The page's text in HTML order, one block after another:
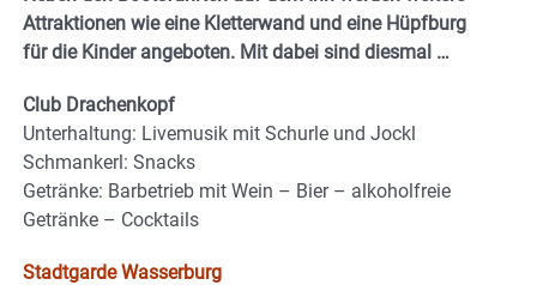
Attraktionen wie eine Kletterwand und eine Hüpfburg
für die Kinder angeboten. Mit dabei sind diesmal …
Club Drachenkopf
Unterhaltung: Livemusik mit Schurle und Jockl
Schmankerl: Snacks
Getränke: Barbetrieb mit Wein – Bier – alkoholfreie
Getränke – Cocktails
Stadtgarde Wasserburg